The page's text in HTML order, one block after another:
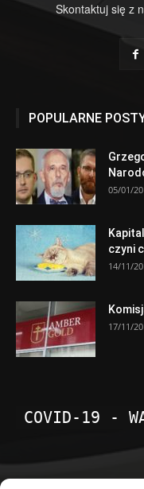
Skontaktuj się z
POPULARNE
05/01/
czyni
14/11/
17/11/
COVID-19 -